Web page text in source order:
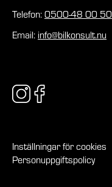
Telefon:0500-48 00 50
Email: info@bilkonsult.nu
Inställningar för cookies
Personuppgiftspolicy